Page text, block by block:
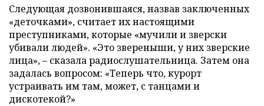
Следующая дозвонившаяся, назвав заключенных
«деточками», считает их настоящими
преступниками, которые «мучили и зверски
убивали людей». «Это звереныши, у них зверские
лица», – сказала радиослушательница. Затем она
задалась вопросом: «Теперь что, курорт
устраивать им там, может, с танцами и
дискотекой?»